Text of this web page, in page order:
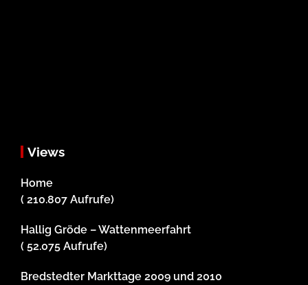
Views
Home
( 210.807 Aufrufe)
Hallig Gröde – Wattenmeerfahrt
( 52.075 Aufrufe)
Bredstedter Markttage 2009 und 2010